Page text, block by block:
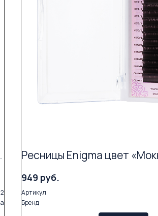
9 mm (16 линий)
949 руб.
Артикул
Бренд